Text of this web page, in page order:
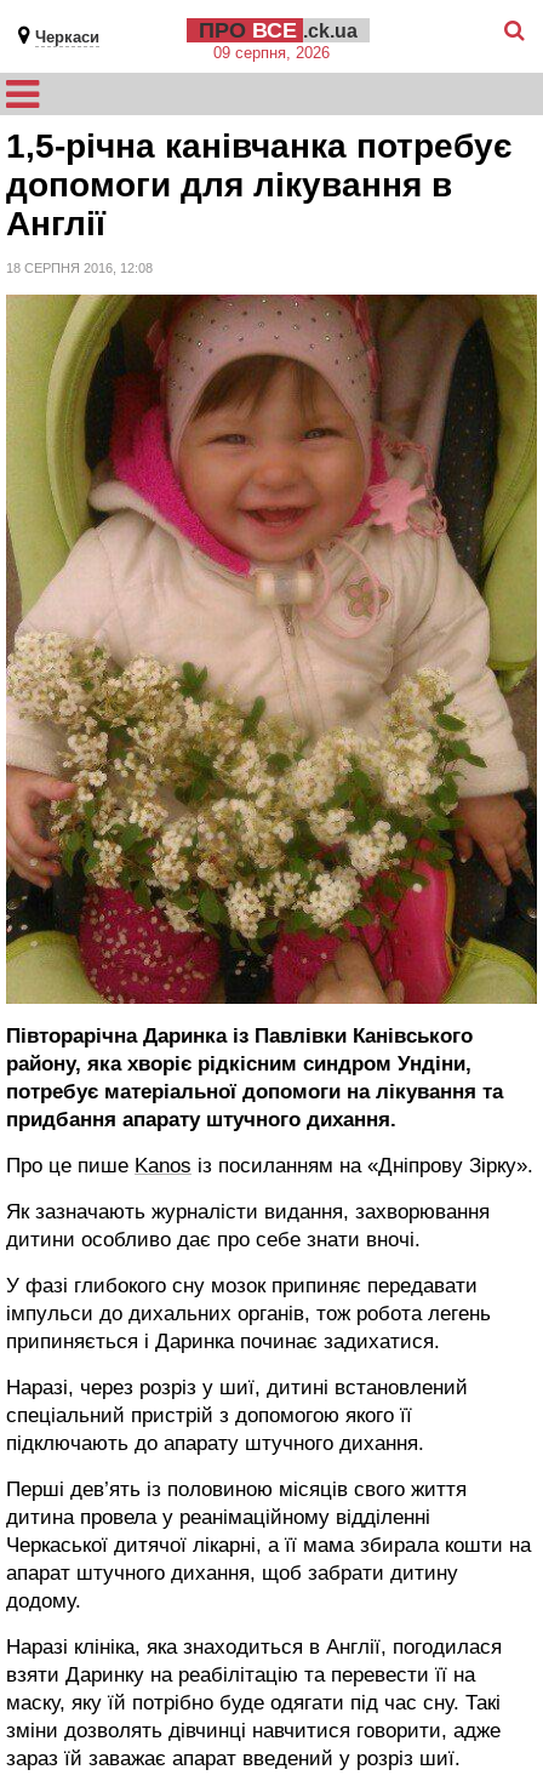
Черкаси ПРО ВСЕ .ck.ua
09 серпня, 2026
1,5-річна канівчанка потребує
допомоги для лікування в
Англії
18 СЕРПНЯ 2016, 12:08
Півторарічна Даринка із Павлівки Канівського
району, яка хворіє рідкісним синдром Ундіни,
потребує матеріальної допомоги на лікування та
придбання апарату штучного дихання.
Про це пише Kanos із посиланням на «Дніпрову Зірку».
Як зазначають журналісти видання, захворювання
дитини особливо дає про себе знати вночі.
У фазі глибокого сну мозок припиняє передавати
імпульси до дихальних органів, тож робота легень
припиняється і Даринка починає задихатися.
Наразі, через розріз у шиї, дитині встановлений
спеціальний пристрій з допомогою якого її
підключають до апарату штучного дихання.
Перші дев’ять із половиною місяців свого життя
дитина провела у реанімаційному відділенні
Черкаської дитячої лікарні, а її мама збирала кошти на
апарат штучного дихання, щоб забрати дитину
додому.
Наразі клініка, яка знаходиться в Англії, погодилася
взяти Даринку на реабілітацію та перевести її на
маску, яку їй потрібно буде одягати під час сну. Такі
зміни дозволять дівчинці навчитися говорити, адже
зараз їй заважає апарат введений у розріз шиї.